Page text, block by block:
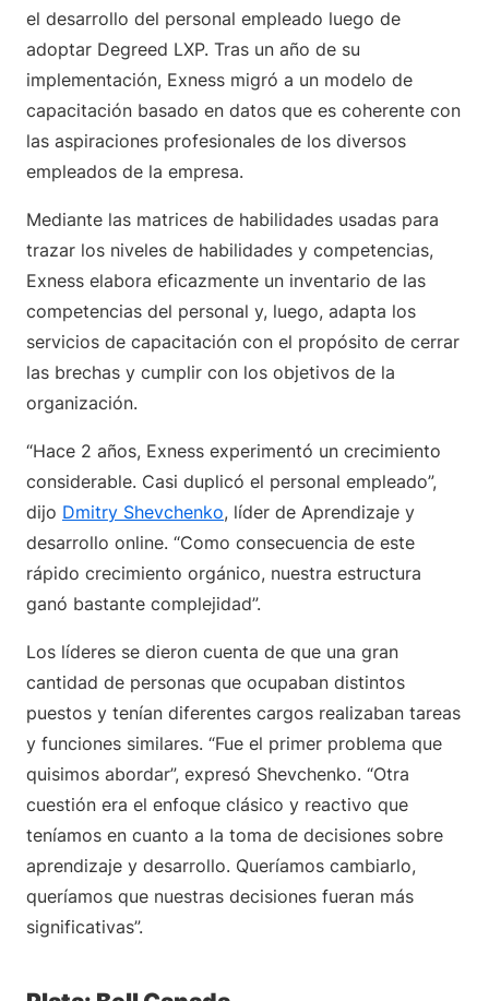
el desarrollo del personal empleado luego de
adoptar Degreed LXP. Tras un año de su
implementación, Exness migró a un modelo de
capacitación basado en datos que es coherente con
las aspiraciones profesionales de los diversos
empleados de la empresa.
Mediante las matrices de habilidades usadas para
trazar los niveles de habilidades y competencias,
Exness elabora eficazmente un inventario de las
competencias del personal y, luego, adapta los
servicios de capacitación con el propósito de cerrar
las brechas y cumplir con los objetivos de la
organización.
“Hace 2 años, Exness experimentó un crecimiento
considerable. Casi duplicó el personal empleado”,
dijo Dmitry Shevchenko, líder de Aprendizaje y
desarrollo online. “Como consecuencia de este
rápido crecimiento orgánico, nuestra estructura
ganó bastante complejidad”.
Los líderes se dieron cuenta de que una gran
cantidad de personas que ocupaban distintos
puestos y tenían diferentes cargos realizaban tareas
y funciones similares. “Fue el primer problema que
quisimos abordar”, expresó Shevchenko. “Otra
cuestión era el enfoque clásico y reactivo que
teníamos en cuanto a la toma de decisiones sobre
aprendizaje y desarrollo. Queríamos cambiarlo,
queríamos que nuestras decisiones fueran más
significativas”.